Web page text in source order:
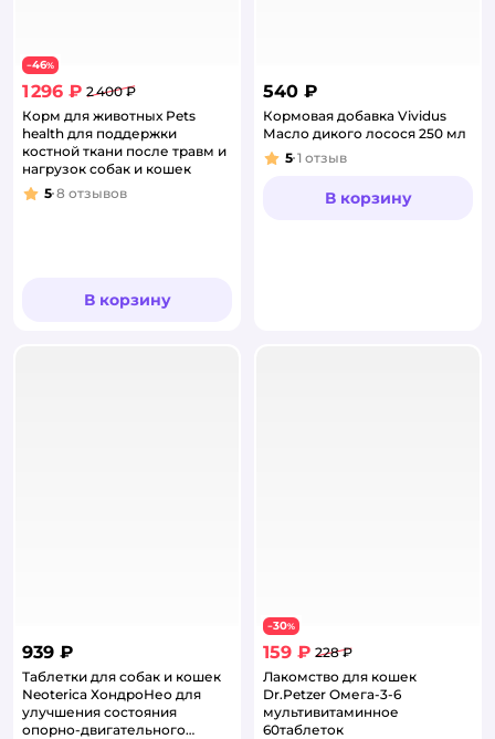
−46%
1 296 ₽ 2 400 ₽
Корм для животных Pets
health для поддержки
костной ткани после травм и
нагрузок собак и кошек
Рейтинг:
5 8 отзывов
В корзину
540 ₽
Кормовая добавка Vividus
Масло дикого лосося 250 мл
Рейтинг:
5 1 отзыв
В корзину
939 ₽
Таблетки для собак и кошек
Neoterica ХондроНео для
улучшения состояния
опорно-двигательного
−30%
159 ₽ 228 ₽
Лакомство для кошек
Dr.Petzer Омега-3-6
мультивитаминное
60таблеток